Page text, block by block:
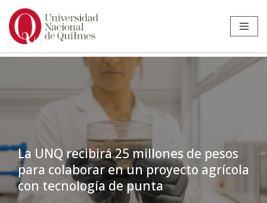
Ir
La UNQ recibirá 25 millones de pesos
para colaborar en un proyecto agrícola
con tecnología de punta
Inicio» Innovación» La UNQ recibirá 25 millones de pesos